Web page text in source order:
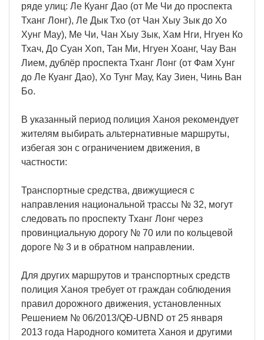
ряде улиц: Ле Куанг Дао (от Ме Чи до проспекта
Тханг Лонг), Ле Дык Тхо (от Чан Хыу Зык до Хо
Хунг Мау), Ме Чи, Чан Хыу Зык, Хам Нги, Нгуен Ко
Тхач, До Суан Хоп, Тан Ми, Нгуен Хоанг, Чау Ван
Лием, дублёр проспекта Тханг Лонг (от Фам Хунг
до Ле Куанг Дао), Хо Тунг Мау, Кау Зиен, Чинь Ван
Бо.
В указанный период полиция Ханоя рекомендует
жителям выбирать альтернативные маршруты,
избегая зон с ограничением движения, в
частности:
Транспортные средства, движущиеся с
направления национальной трассы № 32, могут
следовать по проспекту Тханг Лонг через
провинциальную дорогу № 70 или по кольцевой
дороге № 3 и в обратном направлении.
Для других маршрутов и транспортных средств
полиция Ханоя требует от граждан соблюдения
правил дорожного движения, установленных
Решением № 06/2013/QĐ-UBND от 25 января
2013 года Народного комитета Ханоя и другими